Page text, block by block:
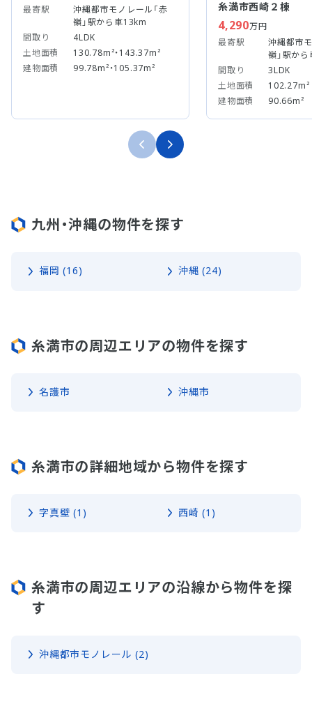
最寄駅
沖縄都市モノレール「赤
嶺」駅から車13km
間取り
4LDK
土地面積
130.78m²・143.37m²
建物面積
99.78m²・105.37m²
糸満市西崎２棟
4,290万円
最寄駅
沖縄都市
嶺」駅か
間取り
3LDK
土地面積
102.27m²
建物面積
90.66m²
九州・沖縄の物件を探す
福岡 (16) 沖縄 (24)
糸満市の周辺エリアの物件を探す
名護市 沖縄市
糸満市の詳細地域から物件を探す
字真壁 (1) 西崎 (1)
糸満市の周辺エリアの沿線から物件を探
す
沖縄都市モノレール (2)